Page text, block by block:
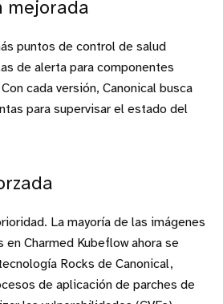
mejorada
puntos de control de salud
de alerta para componentes
cada versión, Canonical busca
para supervisar el estado del
La mayoría de las imágenes
en Charmed Kubeflow ahora se
Rocks de Canonical,
de aplicación de parches de